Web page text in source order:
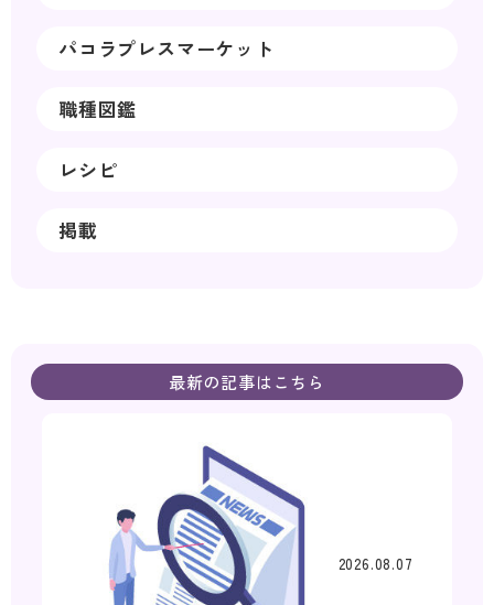
パコラプレスマーケット
職種図鑑
レシピ
掲載
最新の記事はこちら
2026.08.07